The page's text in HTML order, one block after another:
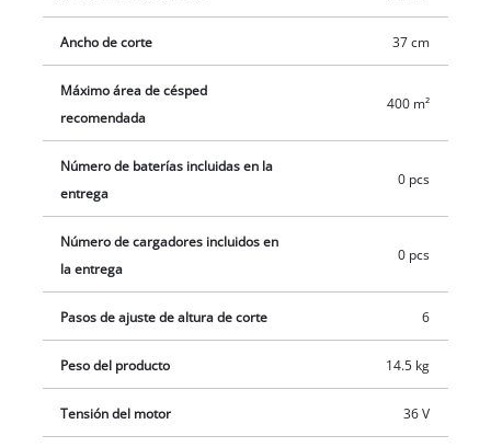
El mango largo se pliega para ahorrar espacio al guardar el
cortacésped. La cesta recolectora tiene una capacidad de 45
litros e incluye un indicador de nivel de llenado. Las ruedas
altas y anchas protegen el césped. Para el funcionamiento del
cortacésped inalámbrico se requieren dos baterías PXC de 18
V. Este producto no incluye baterías ni cargador. Estos se
pueden adquirir por separado, por ejemplo, en un práctico kit
Ancho de corte 37 cm
Máximo área de césped
recomendada
400 m²
Número de baterías incluidas en la
entrega
0 pcs
Número de cargadores incluidos en
la entrega
0 pcs
Pasos de ajuste de altura de corte 6
Peso del producto 14.5 kg
Tensión del motor 36 V